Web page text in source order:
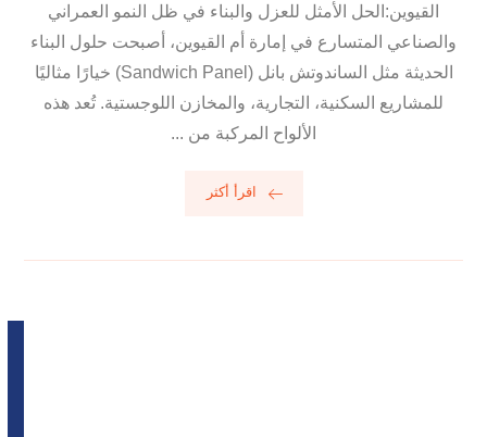
القيوين:الحل الأمثل للعزل والبناء في ظل النمو العمراني
والصناعي المتسارع في إمارة أم القيوين، أصبحت حلول البناء
الحديثة مثل الساندوتش بانل (Sandwich Panel) خيارًا مثاليًا
للمشاريع السكنية، التجارية، والمخازن اللوجستية. تُعد هذه
الألواح المركبة من ...
اقرأ أكثر